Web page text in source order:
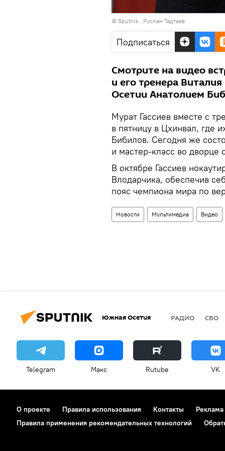
Воспроизвести
видео
© Sputnik . Руслан Тадтаев
Подписаться
Смотрите на видео
и его тренера
Осетии Анатолием
Мурат Гассиев вместе с
в пятницу в Цхинвал, где
Бибилов. Сегодня же
и мастер-класс во дворце
В октябре Гассиев
Влодарчика, обеспечив
пояс чемпиона мира по
Новости Мультимедиа Видео
Южная Осетия РАДИО СВО
Telegram Макс Rutube VK
О проекте Правила использования Контакты
Реклама
Правила применения рекомендательных технологий